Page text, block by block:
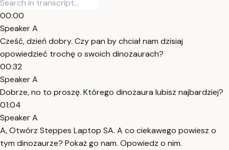
00:00
Speaker A
Cześć, dzień dobry. Czy pan by chciał nam dzisiaj
opowiedzieć trochę o swoich dinozaurach?
00:32
Speaker A
Dobrze, no to proszę. Którego dinozaura lubisz najbardziej?
01:04
Speaker A
A, Otwórz Steppes Laptop SA. A co ciekawego powiesz o
tym dinozaurze? Pokaż go nam. Opowiedz o nim.